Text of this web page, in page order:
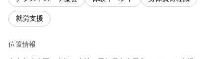
就労支援
位置情報